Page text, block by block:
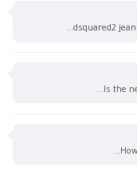
dsquared2
Is the